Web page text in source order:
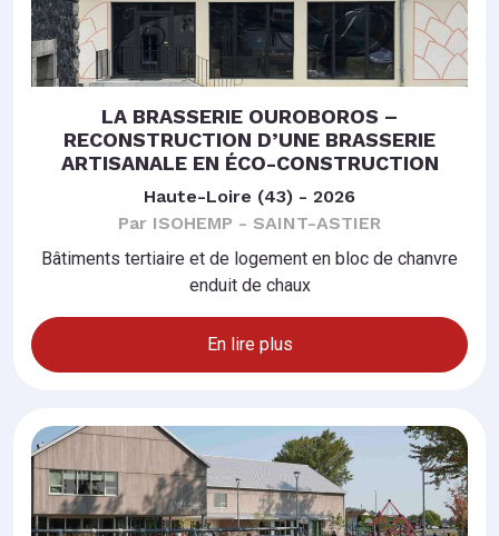
LA BRASSERIE OUROBOROS –
RECONSTRUCTION D’UNE BRASSERIE
ARTISANALE EN ÉCO-CONSTRUCTION
Haute-Loire (43) - 2026
Par ISOHEMP - SAINT-ASTIER
Bâtiments tertiaire et de logement en bloc de chanvre
enduit de chaux
En lire plus